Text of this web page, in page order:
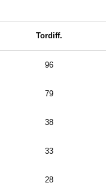
Tordiff.
96
79
38
33
28